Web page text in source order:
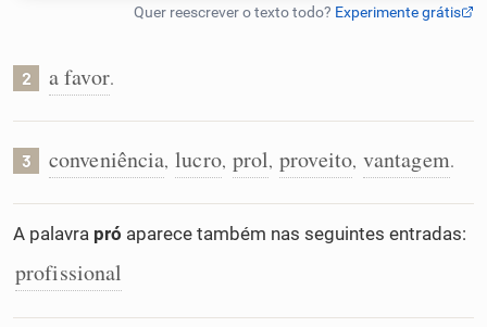
Humanizador de IA
Conexões
Caça-palavras
2 a favor.
3 conveniência, lucro, prol, proveito, vantagem.
A palavra pró aparece também nas seguintes entradas:
profissional